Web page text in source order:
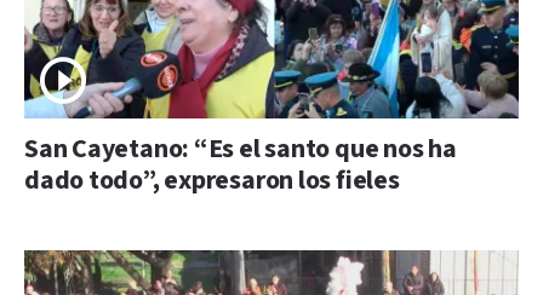
San Cayetano: “Es el santo que nos ha
dado todo”, expresaron los fieles